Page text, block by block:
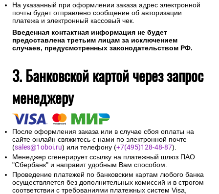
На указанный при оформлении заказа адрес электронной
почты будет отправлено сообщение об авторизации
платежа и электронный кассовый чек.
Введенная контактная информация не будет
предоставлена третьим лицам за исключением
случаев, предусмотренных законодательством РФ.
3. Банковской картой через запрос
менеджеру
После оформления заказа или в случае сбоя оплаты на
сайте онлайн свяжитесь с нами по электронной почте
(sales@1oboi.ru) или телефону (+7(495)128-48-87).
Менеджер сгенерирует ссылку на платежный шлюз ПАО
"Сбербанк" и направит удобным Вам способом.
Проведение платежей по банковским картам любого банка
осуществляется без дополнительных комиссий и в строгом
соответствии с требованиями платежных систем Visa,